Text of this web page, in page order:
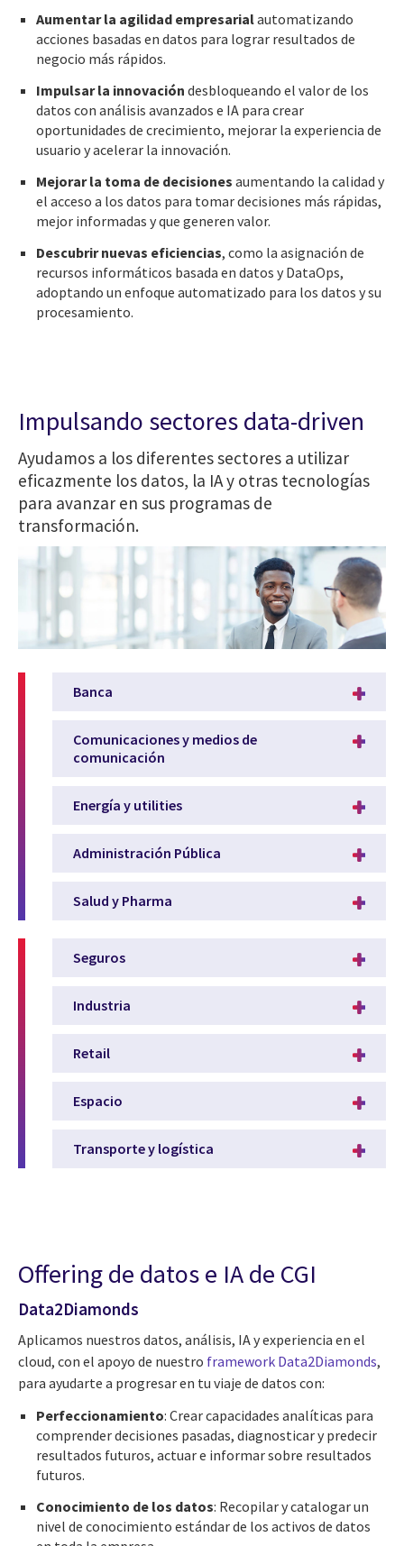
Aumentar la agilidad empresarialautomatizando
acciones basadas en datos para lograr resultados de
negocio más rápidos.
Impulsar la innovación desbloqueando el valor de los
datos con análisis avanzados e IA para crear
oportunidades de crecimiento, mejorar la experiencia de
usuario y acelerar la innovación.
Mejorar la toma de decisiones aumentando la calidad y
el acceso a los datos para tomar decisiones más rápidas,
mejor informadas y que generen valor.
Descubrir nuevas eficiencias, como la asignación de
recursos informáticos basada en datos y DataOps,
adoptando un enfoque automatizado para los datos y su
procesamiento.
Impulsando sectores data-driven
Ayudamos a los diferentes sectores a utilizar
eficazmente los datos, la IA y otras tecnologías
para avanzar en sus programas de
transformación.
Banca
Comunicaciones y medios de
comunicación
Energía y utilities
Administración Pública
Salud y Pharma
Seguros
Industria
Retail
Espacio
Transporte y logística
Offering de datos e IA de CGI
Data2Diamonds
Aplicamos nuestros datos, análisis, IA y experiencia en el
cloud, con el apoyo de nuestro framework Data2Diamonds,
para ayudarte a progresar en tu viaje de datos con:
Perfeccionamiento: Crear capacidades analíticas para
comprender decisiones pasadas, diagnosticar y predecir
resultados futuros, actuar e informar sobre resultados
futuros.
Conocimiento de los datos: Recopilar y catalogar un
nivel de conocimiento estándar de los activos de datos